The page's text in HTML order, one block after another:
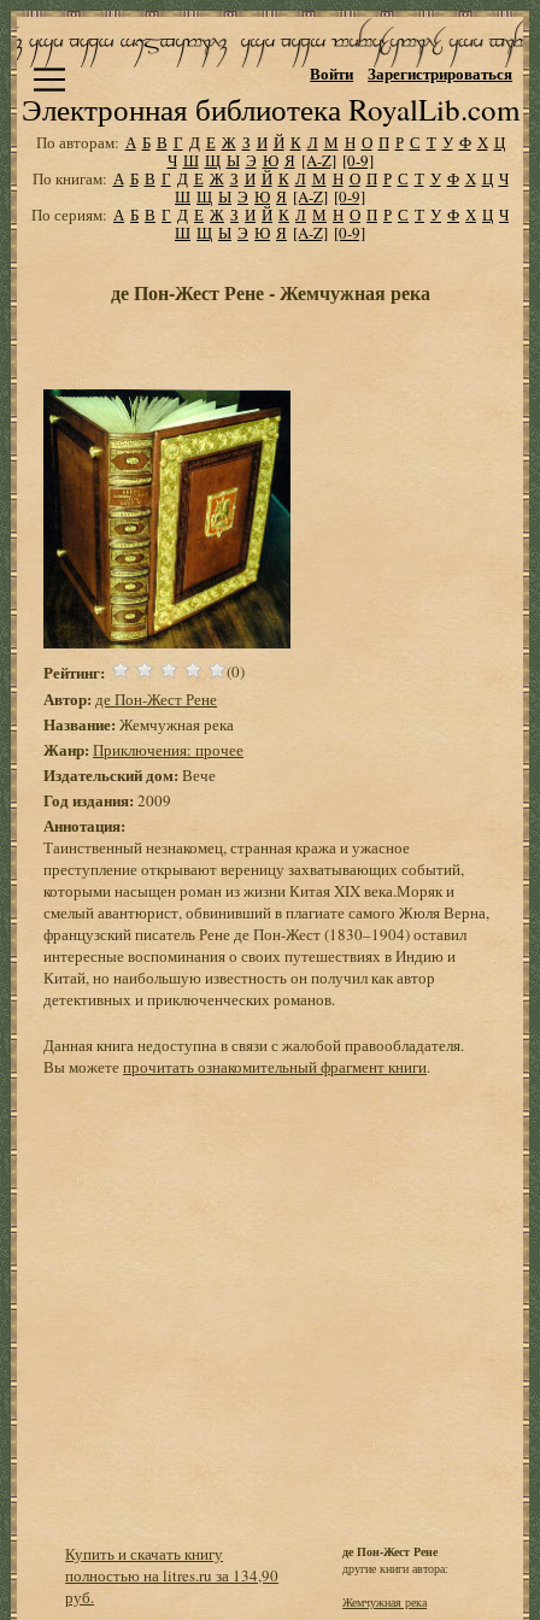
Электронная библиотека RoyalLib.com
Войти Зарегистрироваться
По авторам: А Б В Г Д Е Ж З И Й К Л М Н О П Р С Т У Ф Х Ц
Ч Ш Щ Ы Э Ю Я [A-Z] [0-9]
По книгам: А Б В Г Д Е Ж З И Й К Л М Н О П Р С Т У Ф Х Ц Ч
Ш Щ Ы Э Ю Я [A-Z] [0-9]
По сериям: А Б В Г Д Е Ж З И Й К Л М Н О П Р С Т У Ф Х Ц Ч
Ш Щ Ы Э Ю Я [A-Z] [0-9]
де Пон-Жест Рене - Жемчужная река
Рейтинг: (0)
Автор: де Пон-Жест Рене
Название: Жемчужная река
Жанр: Приключения: прочее
Издательский дом: Вече
Год издания: 2009
Аннотация:
Таинственный незнакомец, странная кража и ужасное
преступление открывают вереницу захватывающих событий,
которыми насыщен роман из жизни Китая XIX века.Моряк и
смелый авантюрист, обвинивший в плагиате самого Жюля Верна,
французский писатель Рене де Пон-Жест (1830–1904) оставил
интересные воспоминания о своих путешествиях в Индию и
Китай, но наибольшую известность он получил как автор
детективных и приключенческих романов.
Данная книга недоступна в связи с жалобой правообладателя.
Вы можетепрочитать ознакомительный фрагмент книги.
Купить и скачать книгу
полностью на litres.ru за 134,90
руб.
де Пон-Жест Рене
другие книги автора:
Жемчужная река